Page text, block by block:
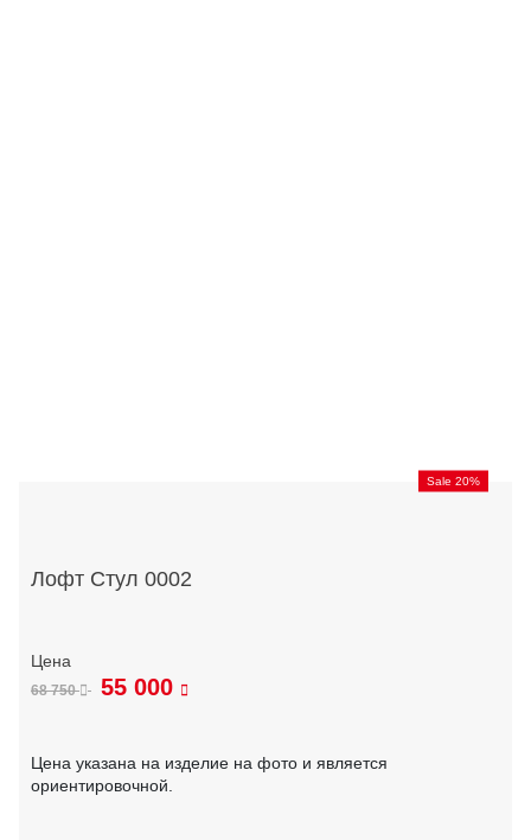
Sale 20%
Лофт Стул 0002
68 750 55 000
Цена указана на изделие на фото и является
ориентировочной.